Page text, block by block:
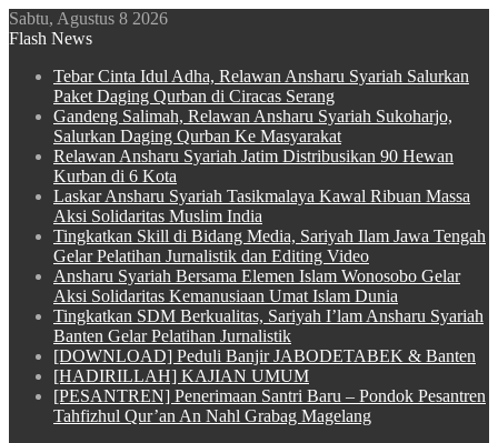
Sabtu, Agustus 8 2026
Flash News
Tebar Cinta Idul Adha, Relawan Ansharu Syariah Salurkan
Paket Daging Qurban di Ciracas Serang
Gandeng Salimah, Relawan Ansharu Syariah Sukoharjo,
Salurkan Daging Qurban Ke Masyarakat
Relawan Ansharu Syariah Jatim Distribusikan 90 Hewan
Kurban di 6 Kota
Laskar Ansharu Syariah Tasikmalaya Kawal Ribuan Massa
Aksi Solidaritas Muslim India
Tingkatkan Skill di Bidang Media, Sariyah Ilam Jawa Tengah
Gelar Pelatihan Jurnalistik dan Editing Video
Ansharu Syariah Bersama Elemen Islam Wonosobo Gelar
Aksi Solidaritas Kemanusiaan Umat Islam Dunia
Tingkatkan SDM Berkualitas, Sariyah I’lam Ansharu Syariah
Banten Gelar Pelatihan Jurnalistik
[DOWNLOAD] Peduli Banjir JABODETABEK & Banten
[HADIRILLAH] KAJIAN UMUM
[PESANTREN] Penerimaan Santri Baru – Pondok Pesantren
Tahfizhul Qur’an An Nahl Grabag Magelang